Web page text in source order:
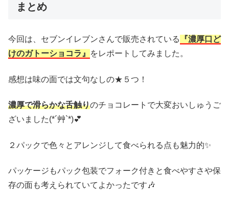
まとめ
今回は、セブンイレブンさんで販売されている
『濃厚口ど
けのガトーショコラ』
をレポートしてみました。
感想は味の面では文句なしの★５つ！
濃厚で滑らかな舌触りのチョコレートで大変おいしゅうご
ざいました(*´艸`*)💕
２パックで色々とアレンジして食べられる点も魅力的✨
パッケージもパック包装でフォーク付きと食べやすさや保
存の面も考えられていてよかったです🎶